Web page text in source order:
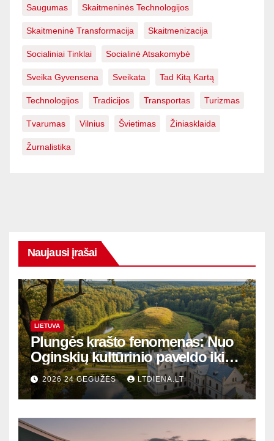
Saugumas Skaitmeninės Technologijos
Skaitmeninė Transformacija Skaitmenizacija
Socialiniai Tinklai Socialinė Atsakomybė
Sveika Gyvensena Sveikata Tad Kitą Kartą
Technologijos Tradicijos Transportas Turizmas
Tvarumas Vilnius Švietimas Žiniasklaida
Žurnalistika
Naujausi įrašai
LIETUVA
Plungės krašto fenomenas: Nuo
Oginskių kultūrinio paveldo iki
Žemaitijos gamtos perlų
2026 24 GEGUŽĖS LTDIENA.LT